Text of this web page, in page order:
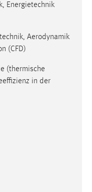
Energietechnik
Aerodynamik
(CFD)
(thermische
in der